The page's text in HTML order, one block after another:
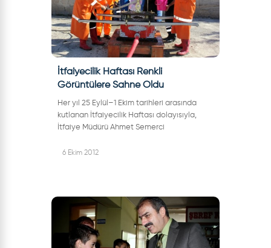
İtfaiyecilik Haftası Renkli
Görüntülere Sahne Oldu
Her yıl 25 Eylül–1 Ekim tarihleri arasında
kutlanan İtfaiyecilik Haftası dolayısıyla,
İtfaiye Müdürü Ahmet Semerci
Başkanı İrfan Dinç’i, daha sonra da Başka...
6 Ekim 2012